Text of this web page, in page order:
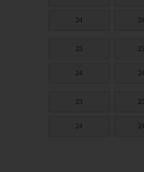
24
23
24
23
24